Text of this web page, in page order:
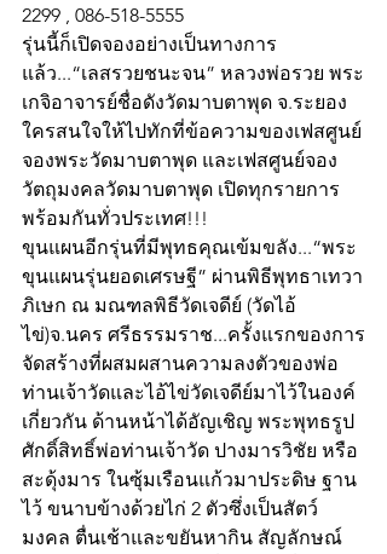
2299 , 086-518-5555
รุ่นนี้ก็เปิดจองอย่างเป็นทางการ
แล้ว...“เลสรวยชนะจน” หลวงพ่อรวย พระ
เกจิอาจารย์ชื่อดังวัดมาบตาพุด จ.ระยอง
ใครสนใจให้ไปทักที่ข้อความของเฟสศูนย์
จองพระวัดมาบตาพุด และเฟสศูนย์จอง
วัตถุมงคลวัดมาบตาพุด เปิดทุกรายการ
พร้อมกันทั่วประเทศ!!!
ขุนแผนอีกรุ่นที่มีพุทธคุณเข้มขลัง...“พระ
ขุนแผนรุ่นยอดเศรษฐี” ผ่านพิธีพุทธาเทวา
ภิเษก ณ มณฑลพิธีวัดเจดีย์ (วัดไอ้
ไข่)จ.นคร ศรีธรรมราช...ครั้งแรกของการ
จัดสร้างที่ผสมผสานความลงตัวของพ่อ
ท่านเจ้าวัดและไอ้ไข่วัดเจดีย์มาไว้ในองค์
เกี่ยวกัน ด้านหน้าได้อัญเชิญ พระพุทธรูป
ศักดิ์สิทธิ์พ่อท่านเจ้าวัด ปางมารวิชัย หรือ
สะดุ้งมาร ในซุ้มเรือนแก้วมาประดิษ ฐาน
ไว้ ขนาบข้างด้วยไก่ 2 ตัวซึ่งเป็นสัตว์
มงคล ตื่นเช้าและขยันหากิน สัญลักษณ์